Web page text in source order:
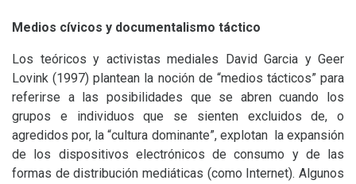
Medios cívicos y documentalismo táctico
Los teóricos y activistas mediales David Garcia y Geer
Lovink (1997) plantean la noción de “medios tácticos” para
referirse a las posibilidades que se abren cuando los
grupos e individuos que se sienten excluidos de, o
agredidos por, la “cultura dominante”, explotan la expansión
de los dispositivos electrónicos de consumo y de las
formas de distribución mediáticas (como Internet). Algunos